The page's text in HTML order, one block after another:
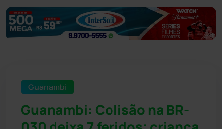
Guanambi
Guanambi: Colisão na BR-